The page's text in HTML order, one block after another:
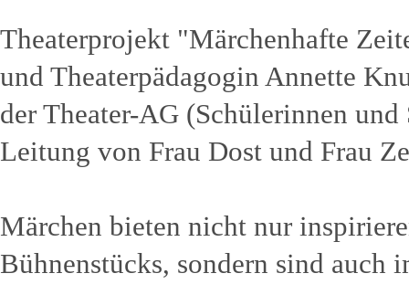
Theaterprojekt "Märchenhafte
und Theaterpädagogin Annette
der Theater-AG (Schülerinnen
Leitung von Frau Dost und Frau
Märchen bieten nicht nur
Bühnenstücks, sondern sind auch